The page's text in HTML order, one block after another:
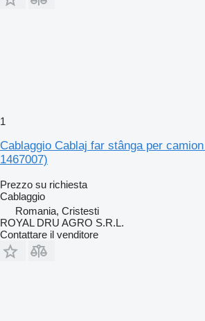
1
Cablaggio Cablaj far stânga per
1467007)
Prezzo su richiesta
Cablaggio
Romania, Cristesti
ROYAL DRU AGRO S.R.L.
Contattare il venditore